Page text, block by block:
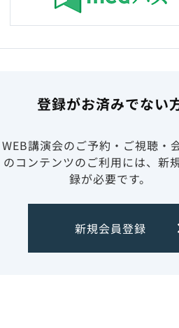
登録がお済みでない
WEB講演会のご予約・ご視聴・
のコンテンツのご利用には、新
録が必要です。
新規会員登録